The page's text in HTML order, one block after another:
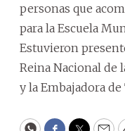
personas que
para la Escuela
Estuvieron
Reina Nacional de
y la Embajadora